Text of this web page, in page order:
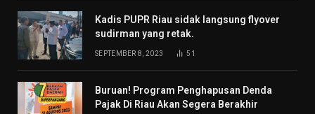
Kadis PUPR Riau sidak langsung flyover
sudirman yang retak.
SEPTEMBER 8, 2023 51
Buruan! Program Penghapusan Denda
Pajak Di Riau Akan Segera Berakhir